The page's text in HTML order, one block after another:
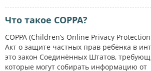
Что такое COPPA?
COPPA (Children’s Online Privacy
Акт о защите частных прав ребёнка в
это закон Соединённых Штатов,
которые могут собирать информацию от